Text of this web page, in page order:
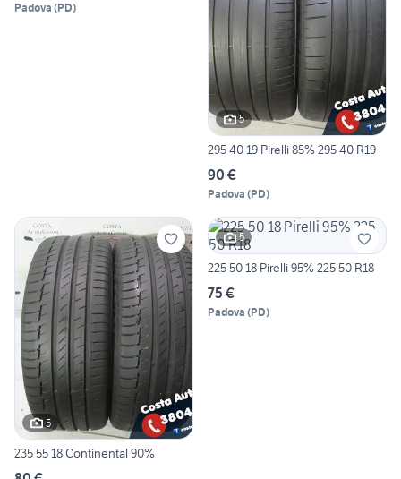
Padova (PD)
5
295 40 19 Pirelli 85% 295 40 R19
90 €
Padova (PD)
5
235 55 18 Continental 90%
5
225 50 18 Pirelli 95% 225 50 R18
75 €
Padova (PD)